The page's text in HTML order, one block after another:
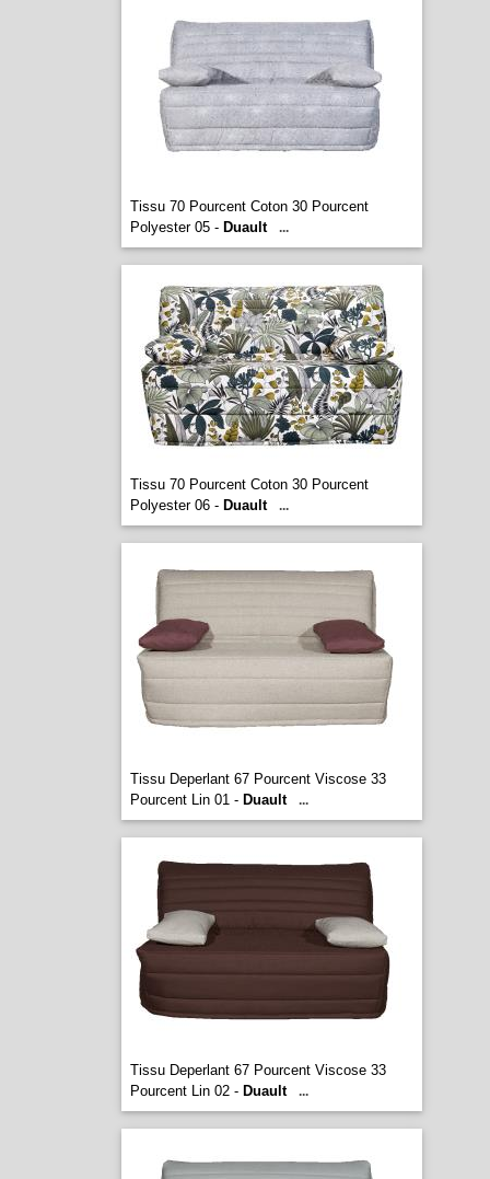
Tissu 70 Pourcent Coton 30 Pourcent
Polyester 05 - Duault ...
Tissu 70 Pourcent Coton 30 Pourcent
Polyester 06 - Duault ...
Tissu Deperlant 67 Pourcent Viscose 33
Pourcent Lin 01 - Duault ...
Tissu Deperlant 67 Pourcent Viscose 33
Pourcent Lin 02 - Duault ...